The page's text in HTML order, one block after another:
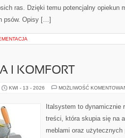
ras. Dzięki temu potencjalny opiekun
psów. Opisy […]
I KOMFORT
KWI - 13 - 2026 MOŻLIWOŚĆ
Italsystem to dynamicznie
treści, która skupia się na
meblami oraz użytecznych